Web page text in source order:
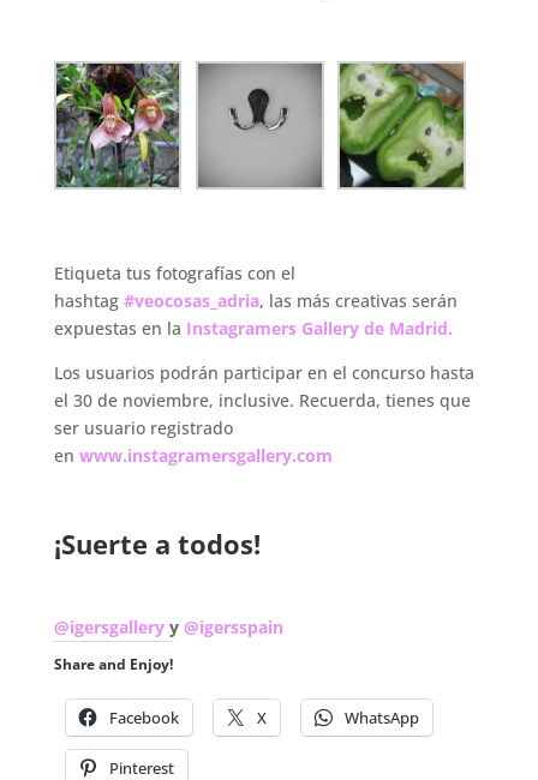
Etiqueta tus fotografías con el
hashtag #veocosas_adria, las más creativas serán
expuestas en la Instagramers Gallery de Madrid.
Los usuarios podrán participar en el concurso hasta
el 30 de noviembre, inclusive. Recuerda, tienes que
ser usuario registrado
en www.instagramersgallery.com
¡Suerte a todos!
@igersgalleryy @igersspain
Share and Enjoy!
Facebook X WhatsApp
Pinterest